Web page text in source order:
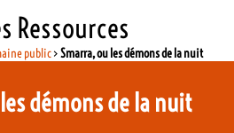
Ressources
public>Smarra, ou les démons de la nuit
démons de la nuit